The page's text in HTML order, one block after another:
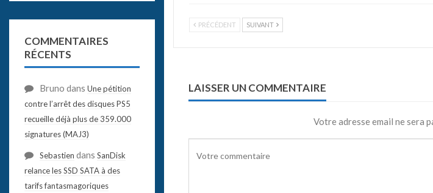
PRÉCÉDENT SUIVANT
LAISSER UN COMMENTAIRE
Votre adresse email ne sera
COMMENTAIRES
RÉCENTS
Bruno dans Une pétition
contre l’arrêt des disques PS5
recueille déjà plus de 359.000
signatures (MAJ3)
Sebastien dans SanDisk
relance les SSD SATA à des
tarifs fantasmagoriques